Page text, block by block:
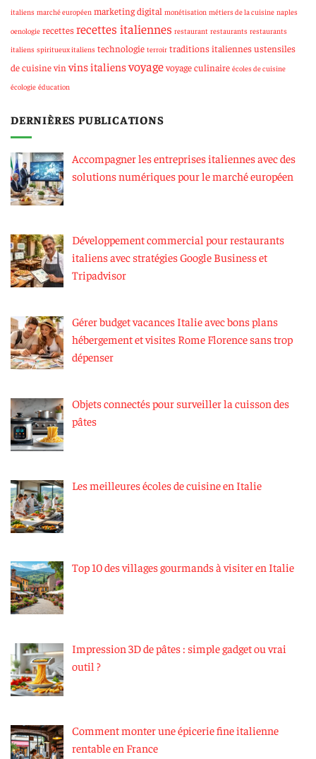
italiens marché européen marketing digital monétisation métiers de la cuisine naples
oenologie recettesrecettes italiennes restaurant restaurants restaurants
italiens spiritueux italiens technologie terroir traditions italiennesustensiles
de cuisinevin vins italiensvoyagevoyage culinaire écoles de cuisine
écologie éducation
DERNIÈRES PUBLICATIONS
Accompagner les entreprises italiennes avec des
solutions numériques pour le marché européen
Développement commercial pour restaurants
italiens avec stratégies Google Business et
Tripadvisor
Gérer budget vacances Italie avec bons plans
hébergement et visites Rome Florence sans trop
dépenser
Objets connectés pour surveiller la cuisson des
pâtes
Les meilleures écoles de cuisine en Italie
Top 10 des villages gourmands à visiter en Italie
Impression 3D de pâtes : simple gadget ou vrai
outil ?
Comment monter une épicerie fine italienne
rentable en France